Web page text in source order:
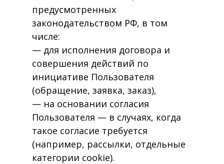
предусмотренных
законодательством РФ, в том
числе:
— для исполнения договора и
совершения действий по
инициативе Пользователя
(обращение, заявка, заказ),
— на основании согласия
Пользователя — в случаях, когда
такое согласие требуется
(например, рассылки, отдельные
категории cookie).